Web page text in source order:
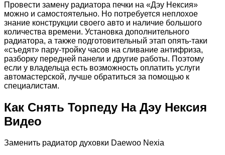
Провести замену радиатора печки на «Дэу Нексия»
можно и самостоятельно. Но потребуется неплохое
знание конструкции своего авто и наличие большого
количества времени. Установка дополнительного
радиатора, а также подготовительный этап опять-таки
«съедят» пару-тройку часов на сливание антифриза,
разборку передней панели и другие работы. Поэтому
если у владельца есть возможность оплатить услуги
автомастерской, лучше обратиться за помощью к
специалистам.
Как Снять Торпеду На Дэу Нексия
Видео
Заменить радиатор духовки Daewoo Nexia